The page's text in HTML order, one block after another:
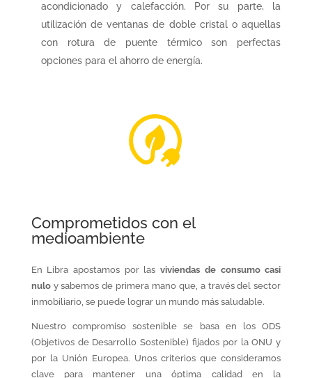
acondicionado y calefacción. Por su parte, la
utilización de ventanas de doble cristal o aquellas
con rotura de puente térmico son perfectas
opciones para el ahorro de energía.
Comprometidos con el
medioambiente
En Libra apostamos por lasviviendas de consumo casi
nuloy sabemos de primera mano que, a través del sector
inmobiliario, se puede lograr un mundo más saludable.
Nuestro compromiso sostenible se basa en los ODS
(Objetivos de Desarrollo Sostenible) fijados por la ONU y
por la Unión Europea. Unos criterios que consideramos
clave para mantener una óptima calidad en la